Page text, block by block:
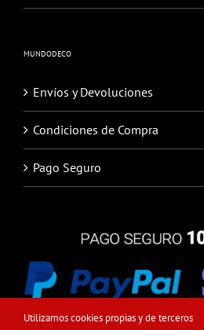
MUNDODECO
Envíos y Devoluciones
Condiciones de Compra
Pago Seguro
Utilizamos cookies propias y de terceros